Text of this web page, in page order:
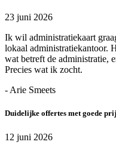
23 juni 2026
Ik wil administratiekaart
lokaal administratiekantoor.
wat betreft de administratie,
Precies wat ik zocht.
- Arie Smeets
Duidelijke offertes met goede
12 juni 2026